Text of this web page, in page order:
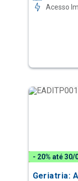
Acesso
- 20% até 30/
Geriatria: